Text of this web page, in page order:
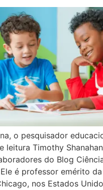
o pesquisador
leitura Timothy
do Blog
é professor emérito
nos Estados